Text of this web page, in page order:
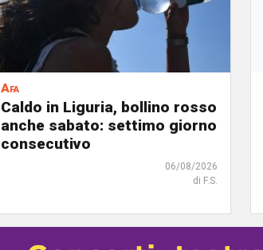
Afa
Caldo in Liguria, bollino rosso
anche sabato: settimo giorno
consecutivo
06/08/2026
di F.S.